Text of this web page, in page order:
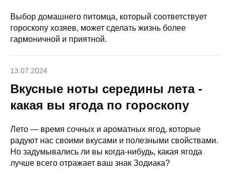
Выбор домашнего питомца, который соответствует
гороскопу хозяев, может сделать жизнь более
гармоничной и приятной.
13.07.2024
Вкусные ноты середины лета -
какая вы ягода по гороскопу
Лето — время сочных и ароматных ягод, которые
радуют нас своими вкусами и полезными свойствами.
Но задумывались ли вы когда-нибудь, какая ягода
лучше всего отражает ваш знак Зодиака?